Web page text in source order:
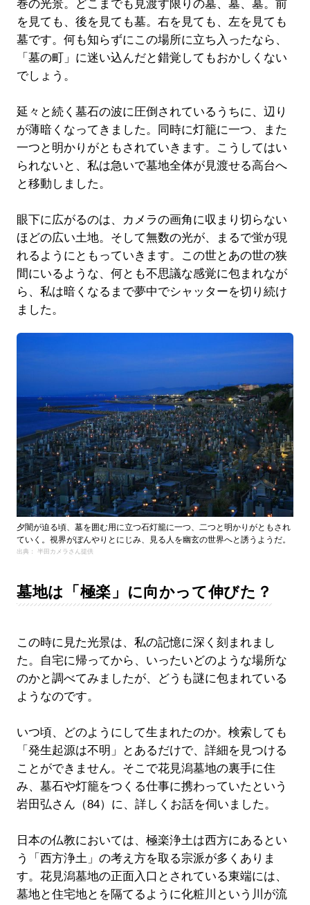
巻の光景。どこまでも見渡す限りの墓、墓、墓。前
を見ても、後を見ても墓。右を見ても、左を見ても
墓です。何も知らずにこの場所に立ち入ったなら、
「墓の町」に迷い込んだと錯覚してもおかしくない
でしょう。
延々と続く墓石の波に圧倒されているうちに、辺り
が薄暗くなってきました。同時に灯籠に一つ、また
一つと明かりがともされていきます。こうしてはい
られないと、私は急いで墓地全体が見渡せる高台へ
と移動しました。
眼下に広がるのは、カメラの画角に収まり切らない
ほどの広い土地。そして無数の光が、まるで蛍が現
れるようにともっていきます。この世とあの世の狭
間にいるような、何とも不思議な感覚に包まれなが
ら、私は暗くなるまで夢中でシャッターを切り続け
ました。
夕闇が迫る頃、墓を囲む用に立つ石灯籠に一つ、二つと明かりがともされ
ていく。視界がぼんやりとにじみ、見る人を幽玄の世界へと誘うようだ。
出典： 半田カメラさん提供
墓地は「極楽」に向かって伸びた？
この時に見た光景は、私の記憶に深く刻まれまし
た。自宅に帰ってから、いったいどのような場所な
のかと調べてみましたが、どうも謎に包まれている
ようなのです。
いつ頃、どのようにして生まれたのか。検索しても
「発生起源は不明」とあるだけで、詳細を見つける
ことができません。そこで花見潟墓地の裏手に住
み、墓石や灯籠をつくる仕事に携わっていたという
岩田弘さん（84）に、詳しくお話を伺いました。
日本の仏教においては、極楽浄土は西方にあるとい
う「西方浄土」の考え方を取る宗派が多くありま
す。花見潟墓地の正面入口とされている東端には、
墓地と住宅地とを隔てるように化粧川という川が流